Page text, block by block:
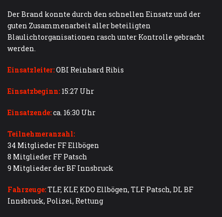
Der Brand konnte durch den schnellen Einsatz und der
guten Zusammenarbeit aller beteiligten
Blaulichtorganisationen rasch unter Kontrolle gebracht
werden.
Einsatzleiter:OBI Reinhard Ribis
Einsatzbeginn: 15:27 Uhr
Einsatzende:ca. 16:30 Uhr
Teilnehmeranzahl:
34 Mitglieder FF Ellbögen
8 Mitglieder FF Patsch
9 Mitglieder der BF Innsbruck
Fahrzeuge:TLF, KLF, KDO Ellbögen, TLF Patsch, DL BF
Innsbruck, Polizei, Rettung